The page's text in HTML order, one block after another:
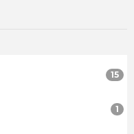
15
1